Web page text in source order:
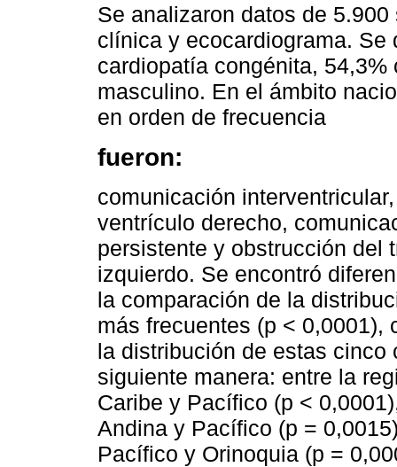
Se analizaron datos de
clínica y ecocardiograma. Se
cardiopatía congénita,
masculino. En el ámbito
en orden de frecuencia
fueron:
comunicación
ventrículo derecho,
persistente y obstrucción del
izquierdo. Se encontró
la comparación de la
más frecuentes (p < 0,0001),
la distribución de estas
siguiente manera: entre la
Caribe y Pacífico (p <
Andina y Pacífico (p =
Pacífico y Orinoquia (p =